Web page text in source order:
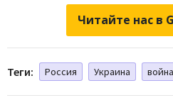
Читайте нас в
Теги: Россия Украина война